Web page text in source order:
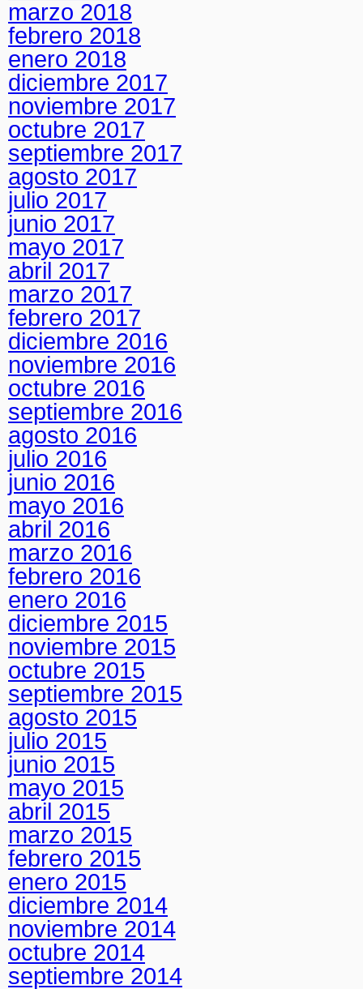
marzo 2018
febrero 2018
enero 2018
diciembre 2017
noviembre 2017
octubre 2017
septiembre 2017
agosto 2017
julio 2017
junio 2017
mayo 2017
abril 2017
marzo 2017
febrero 2017
diciembre 2016
noviembre 2016
octubre 2016
septiembre 2016
agosto 2016
julio 2016
junio 2016
mayo 2016
abril 2016
marzo 2016
febrero 2016
enero 2016
diciembre 2015
noviembre 2015
octubre 2015
septiembre 2015
agosto 2015
julio 2015
junio 2015
mayo 2015
abril 2015
marzo 2015
febrero 2015
enero 2015
diciembre 2014
noviembre 2014
octubre 2014
septiembre 2014